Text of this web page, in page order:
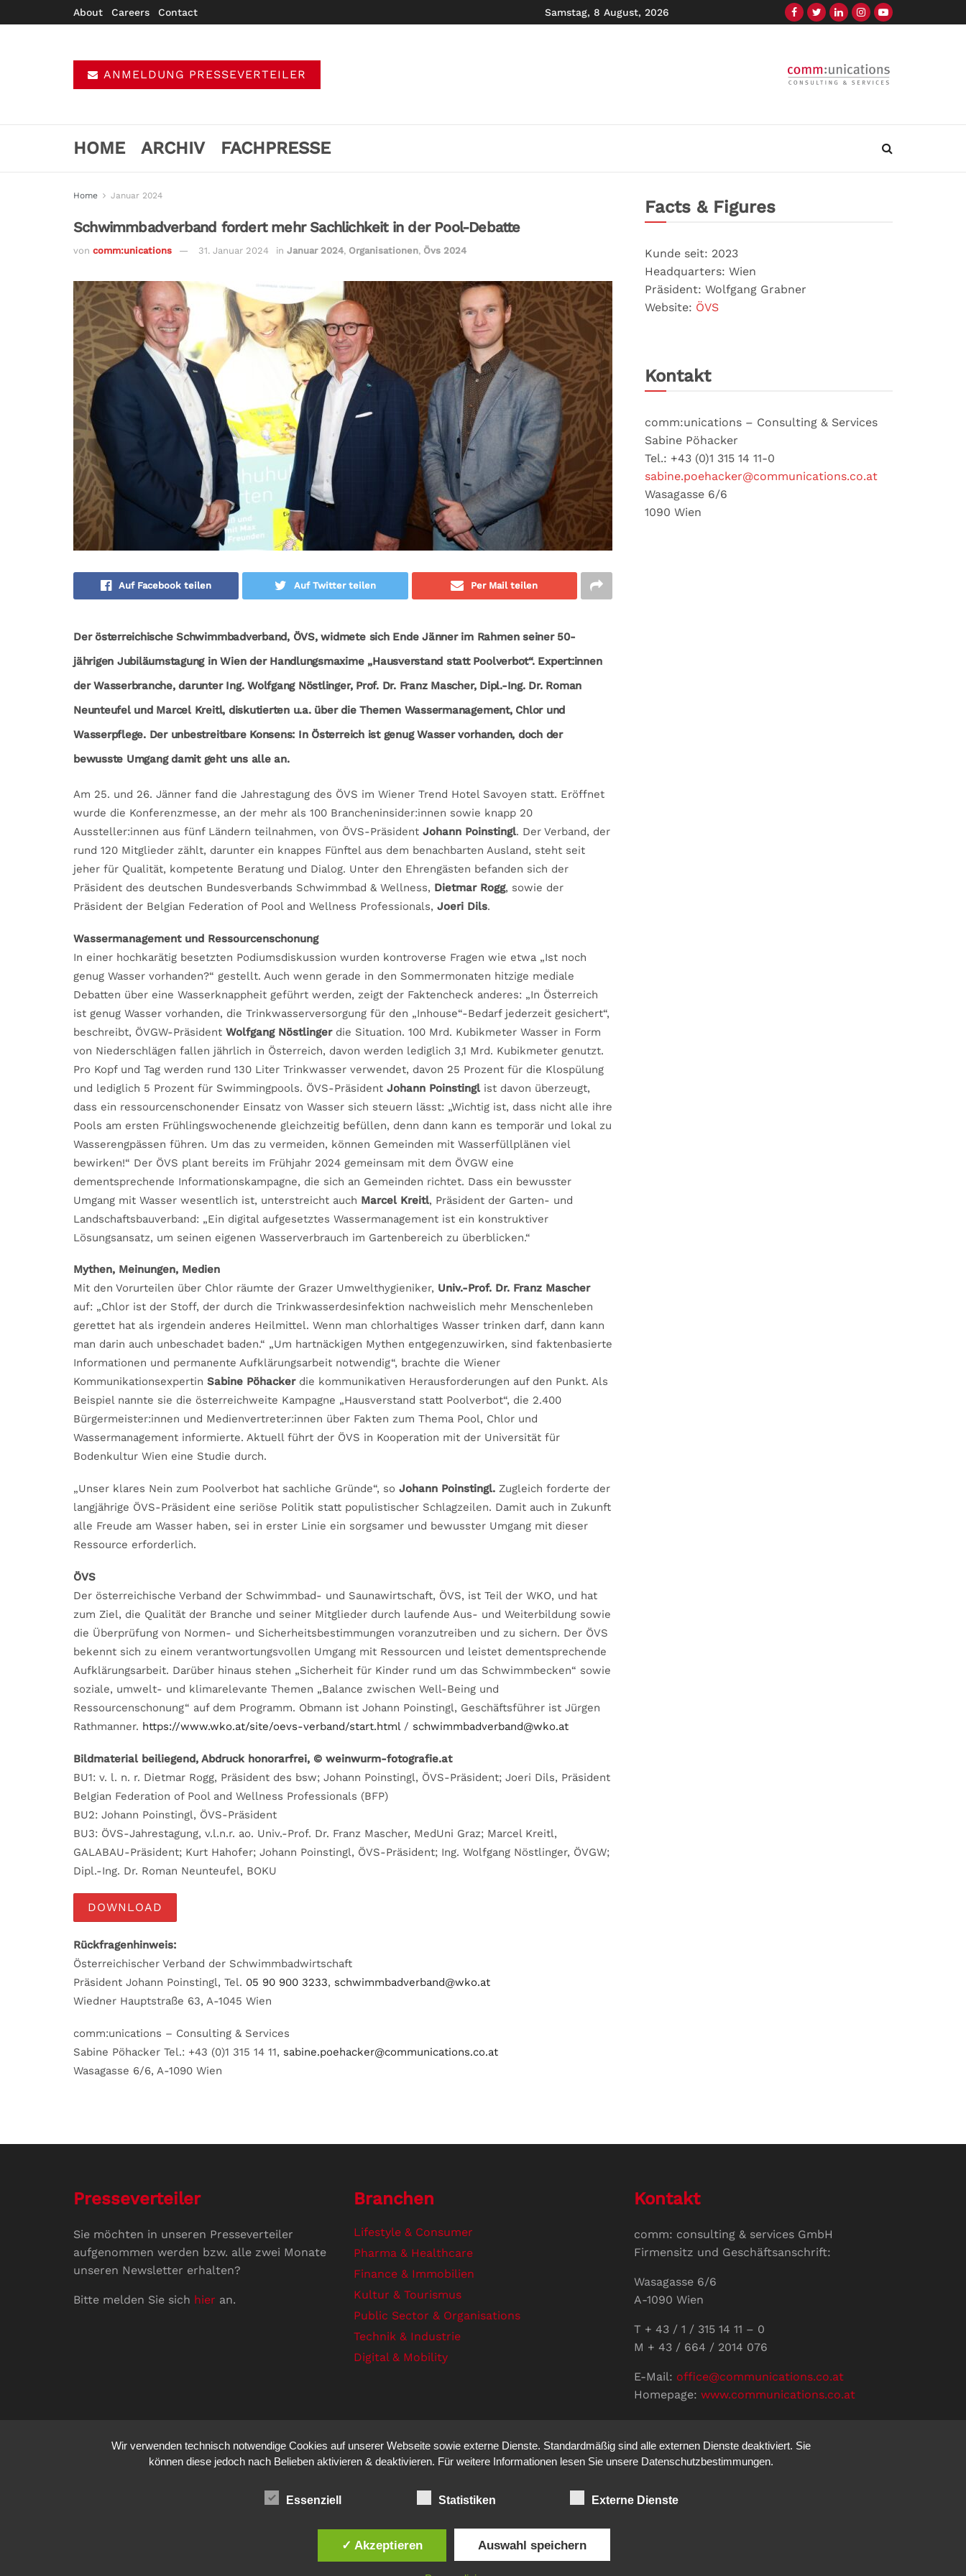
About Careers Contact Samstag, 8 August, 2026
ANMELDUNG PRESSEVERTEILER
HOME ARCHIV FACHPRESSE
Home Januar 2024
Schwimmbadverband fordert mehr Sachlichkeit in der Pool-Debatte
von comm:unications 31. Januar 2024 in Januar 2024, Organisationen, Övs 2024
Auf Facebook teilen Auf Twitter teilen Per Mail teilen
Der österreichische Schwimmbadverband, ÖVS, widmete sich Ende Jänner im Rahmen seiner 50-
jährigen Jubiläumstagung in Wien der Handlungsmaxime „Hausverstand statt Poolverbot“. Expert:innen
der Wasserbranche, darunter Ing. Wolfgang Nöstlinger, Prof. Dr. Franz Mascher, Dipl.-Ing. Dr. Roman
Neunteufel und Marcel Kreitl, diskutierten u.a. über die Themen Wassermanagement, Chlor und
Wasserpflege. Der unbestreitbare Konsens: In Österreich ist genug Wasser vorhanden, doch der
bewusste Umgang damit geht uns alle an.
Am 25. und 26. Jänner fand die Jahrestagung des ÖVS im Wiener Trend Hotel Savoyen statt. Eröffnet
wurde die Konferenzmesse, an der mehr als 100 Brancheninsider:innen sowie knapp 20
Aussteller:innen aus fünf Ländern teilnahmen, von ÖVS-Präsident Johann Poinstingl. Der Verband, der
rund 120 Mitglieder zählt, darunter ein knappes Fünftel aus dem benachbarten Ausland, steht seit
jeher für Qualität, kompetente Beratung und Dialog. Unter den Ehrengästen befanden sich der
Präsident des deutschen Bundesverbands Schwimmbad & Wellness, Dietmar Rogg, sowie der
Präsident der Belgian Federation of Pool and Wellness Professionals, Joeri Dils.
Wassermanagement und Ressourcenschonung
In einer hochkarätig besetzten Podiumsdiskussion wurden kontroverse Fragen wie etwa „Ist noch
genug Wasser vorhanden?“ gestellt. Auch wenn gerade in den Sommermonaten hitzige mediale
Debatten über eine Wasserknappheit geführt werden, zeigt der Faktencheck anderes: „In Österreich
ist genug Wasser vorhanden, die Trinkwasserversorgung für den „Inhouse“-Bedarf jederzeit gesichert“,
beschreibt, ÖVGW-Präsident Wolfgang Nöstlingerdie Situation. 100 Mrd. Kubikmeter Wasser in Form
von Niederschlägen fallen jährlich in Österreich, davon werden lediglich 3,1 Mrd. Kubikmeter genutzt.
Pro Kopf und Tag werden rund 130 Liter Trinkwasser verwendet, davon 25 Prozent für die Klospülung
und lediglich 5 Prozent für Swimmingpools. ÖVS-Präsident Johann Poinstinglist davon überzeugt,
dass ein ressourcenschonender Einsatz von Wasser sich steuern lässt: „Wichtig ist, dass nicht alle ihre
Pools am ersten Frühlingswochenende gleichzeitig befüllen, denn dann kann es temporär und lokal zu
Wasserengpässen führen. Um das zu vermeiden, können Gemeinden mit Wasserfüllplänen viel
bewirken!“ Der ÖVS plant bereits im Frühjahr 2024 gemeinsam mit dem ÖVGW eine
dementsprechende Informationskampagne, die sich an Gemeinden richtet. Dass ein bewusster
Umgang mit Wasser wesentlich ist, unterstreicht auch Marcel Kreitl, Präsident der Garten- und
Landschaftsbauverband: „Ein digital aufgesetztes Wassermanagement ist ein konstruktiver
Lösungsansatz, um seinen eigenen Wasserverbrauch im Gartenbereich zu überblicken.“
Mythen, Meinungen, Medien
Mit den Vorurteilen über Chlor räumte der Grazer Umwelthygieniker, Univ.-Prof. Dr. Franz Mascher
auf: „Chlor ist der Stoff, der durch die Trinkwasserdesinfektion nachweislich mehr Menschenleben
gerettet hat als irgendein anderes Heilmittel. Wenn man chlorhaltiges Wasser trinken darf, dann kann
man darin auch unbeschadet baden.“ „Um hartnäckigen Mythen entgegenzuwirken, sind faktenbasierte
Informationen und permanente Aufklärungsarbeit notwendig“, brachte die Wiener
Kommunikationsexpertin Sabine Pöhacker die kommunikativen Herausforderungen auf den Punkt. Als
Beispiel nannte sie die österreichweite Kampagne „Hausverstand statt Poolverbot“, die 2.400
Bürgermeister:innen und Medienvertreter:innen über Fakten zum Thema Pool, Chlor und
Wassermanagement informierte. Aktuell führt der ÖVS in Kooperation mit der Universität für
Bodenkultur Wien eine Studie durch.
„Unser klares Nein zum Poolverbot hat sachliche Gründe“, so Johann Poinstingl. Zugleich forderte der
langjährige ÖVS-Präsident eine seriöse Politik statt populistischer Schlagzeilen. Damit auch in Zukunft
alle Freude am Wasser haben, sei in erster Linie ein sorgsamer und bewusster Umgang mit dieser
Ressource erforderlich.
ÖVS
Der österreichische Verband der Schwimmbad- und Saunawirtschaft, ÖVS, ist Teil der WKO, und hat
zum Ziel, die Qualität der Branche und seiner Mitglieder durch laufende Aus- und Weiterbildung sowie
die Überprüfung von Normen- und Sicherheitsbestimmungen voranzutreiben und zu sichern. Der ÖVS
bekennt sich zu einem verantwortungs­vollen Umgang mit Ressourcen und leistet dementsprechende
Aufklärungsarbeit. Darüber hinaus stehen „Sicherheit für Kinder rund um das Schwimmbecken“ sowie
soziale, umwelt- und klimarelevante Themen „Balance zwischen Well-Being und
Ressourcenschonung“ auf dem Programm. Obmann ist Johann Poinstingl, Geschäftsführer ist Jürgen
Rathmanner. https://www.wko.at/site/oevs-verband/start.html/ schwimmbadverband@wko.at
Bildmaterial beiliegend, Abdruck honorarfrei, © weinwurm-fotografie.at
BU1: v. l. n. r. Dietmar Rogg, Präsident des bsw; Johann Poinstingl, ÖVS-Präsident; Joeri Dils, Präsident
Belgian Federation of Pool and Wellness Professionals (BFP)
BU2: Johann Poinstingl, ÖVS-Präsident
BU3: ÖVS-Jahrestagung, v.l.n.r. ao. Univ.-Prof. Dr. Franz Mascher, MedUni Graz; Marcel Kreitl,
GALABAU-Präsident; Kurt Hahofer; Johann Poinstingl, ÖVS-Präsident; Ing. Wolfgang Nöstlinger, ÖVGW;
Dipl.-Ing. Dr. Roman Neunteufel, BOKU
DOWNLOAD
Rückfragenhinweis:
Österreichischer Verband der Schwimmbadwirtschaft
Präsident Johann Poinstingl, Tel. 05 90 900 3233, schwimmbadverband@wko.at
Wiedner Hauptstraße 63, A-1045 Wien
comm:unications – Consulting & Services
Sabine Pöhacker Tel.: +43 (0)1 315 14 11, sabine.poehacker@communications.co.at
Wasagasse 6/6, A-1090 Wien
Facts & Figures
Kunde seit: 2023
Headquarters: Wien
Präsident: Wolfgang Grabner
Website: ÖVS
Kontakt
comm:unications – Consulting & Services
Sabine Pöhacker
Tel.: +43 (0)1 315 14 11-0
sabine.poehacker@communications.co.at
Wasagasse 6/6
1090 Wien
Presseverteiler
Sie möchten in unseren Presseverteiler
aufgenommen werden bzw. alle zwei Monate
unseren Newsletter erhalten?
Bitte melden Sie sich hier an.
Branchen
Lifestyle & Consumer
Pharma & Healthcare
Finance & Immobilien
Kultur & Tourismus
Public Sector & Organisations
Technik & Industrie
Digital & Mobility
Kontakt
comm: consulting & services GmbH
Firmensitz und Geschäftsanschrift:
Wasagasse 6/6
A-1090 Wien
T + 43 / 1 / 315 14 11 – 0
M + 43 / 664 / 2014 076
E-Mail: office@communications.co.at
Homepage: www.communications.co.at
Vertretungsberechtigte Geschäftsführerin:
Sabine Pöhacker MSc.
- Wir bringen Kommunikation auf den Punkt. - Site made by sfe
Wir verwenden technisch notwendige Cookies auf unserer Webseite sowie externe Dienste. Standardmäßig sind alle externen Dienste deaktiviert. Sie
können diese jedoch nach Belieben aktivieren & deaktivieren. Für weitere Informationen lesen Sie unsere Datenschutzbestimmungen.
Essenziell Statistiken Externe Dienste
✓ Akzeptieren Auswahl speichern